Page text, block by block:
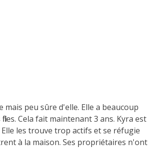
peu sûre d'elle. Elle a beaucoup
Cela fait maintenant 3 ans. Kyra est
les trouve trop actifs et se réfugie
à la maison. Ses propriétaires n'ont